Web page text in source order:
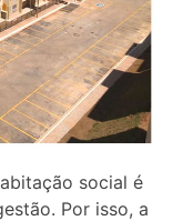
social é
Por isso, a